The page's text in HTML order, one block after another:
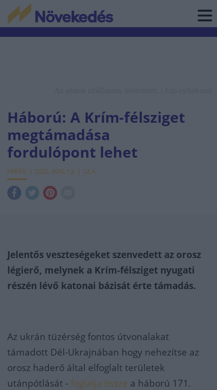
Háború: A Krím-félsziget
megtámadása
fordulópont lehet
HÍREK 2022. AUG. 13. SZ.A.
Jelentős veszteségeket szenvedett az orosz
légierő, melynek a Krím-félsziget nyugati
részén lévő katonai bázisát érte támadás.
Az ukrán tüzérség fontos útvonalakat
támadott Dél-Ukrajnában hogy nehezítse az
orosz haderő által elfoglalt területek
utánpótlását - foglalja össze a háború 171.